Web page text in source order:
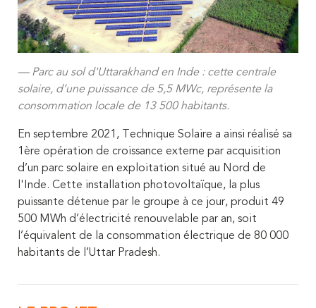
Parc au sol d'Uttarakhand en Inde : cette centrale
solaire, d’une puissance de 5,5 MWc, représente la
consommation locale de 13 500 habitants.
En septembre 2021, Technique Solaire a ainsi réalisé sa
1ère opération de croissance externe par acquisition
d’un parc solaire en exploitation situé au Nord de
l'Inde. Cette installation photovoltaïque, la plus
puissante détenue par le groupe à ce jour, produit 49
500 MWh d’électricité renouvelable par an, soit
l’équivalent de la consommation électrique de 80 000
habitants de l’Uttar Pradesh.